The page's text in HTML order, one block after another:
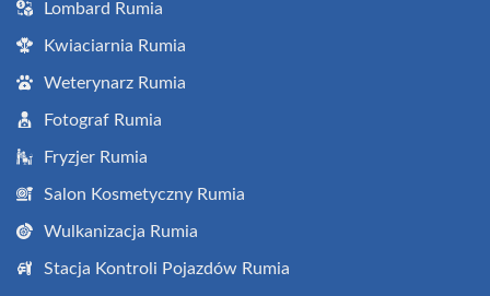
Lombard Rumia
Kwiaciarnia Rumia
Weterynarz Rumia
Fotograf Rumia
Fryzjer Rumia
Salon Kosmetyczny Rumia
Wulkanizacja Rumia
Stacja Kontroli Pojazdów Rumia